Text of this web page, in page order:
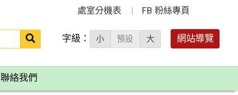
處室分機表 FB 粉絲專頁
送出 字級： 小 預設 大 網站導覽
聯絡我們